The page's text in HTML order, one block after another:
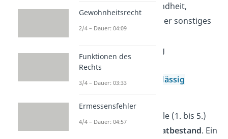
Leben, Körper, Gesundheit,
Freiheit, Eigentum oder sonstiges
Verletzungshandlung
kausaler Schaden
vorsätzlich oder
fahrlässig
Alle Tatbestandsmerkmale (1. bis 5.)
gemeinsam bilden den
Tatbestand. Ein
Gewohnheitsrecht
2/4 – Dauer: 04:09
Funktionen des
Rechts
3/4 – Dauer: 03:33
Ermessensfehler
4/4 – Dauer: 04:57